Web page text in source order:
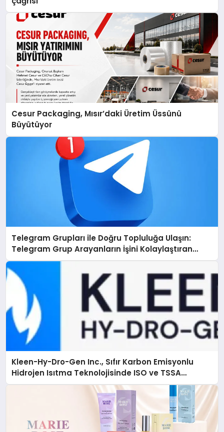
Cesur Packaging, Mısır’daki Üretim Üssünü
Büyütüyor
Telegram Grupları ile Doğru Topluluğa Ulaşın:
Telegram Grup Arayanların İşini Kolaylaştıran
Çözüm
Kleen-Hy-Dro-Gen Inc., Sıfır Karbon Emisyonlu
Hidrojen Isıtma Teknolojisinde ISO ve TSSA
Düzenleyici Onaylarını Aldı